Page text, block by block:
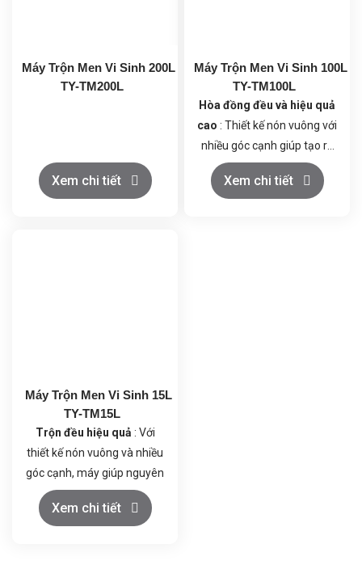
Máy Trộn Men Vi Sinh 200L
TY-TM200L
Xem chi tiết
Máy Trộn Men Vi Sinh 100L
TY-TM100L
Hòa đồng đều và hiệu quả
cao : Thiết kế nón vuông với
nhiều góc cạnh giúp tạo ra
các va đập mạnh mẽ giữa
các thành phần nguyên
Xem chi tiết
Máy Trộn Men Vi Sinh 15L
TY-TM15L
Trộn đều hiệu quả : Với
thiết kế nón vuông và nhiều
góc cạnh, máy giúp nguyên
liệu nam vi sinh và đập liên
tục, đảm bảo hợp nhất các
Xem chi tiết